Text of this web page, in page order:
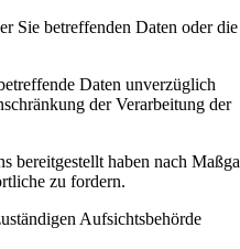
Sie betreffenden Daten oder die
Daten unverzüglich
der Verarbeitung der
bereitgestellt haben nach
zu fordern.
Aufsichtsbehörde